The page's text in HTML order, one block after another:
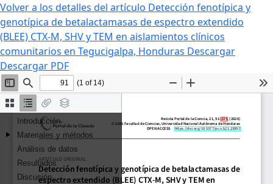
Volver a los detalles del artículo Detección fenotípica y
genotípica de betalactamasas de espectro extendido
(BLEE) CTX-M, SHV y TEM en aislamientos clínicos
comunitarios en Tegucigalpa, Honduras Descargar
Descargar PDF